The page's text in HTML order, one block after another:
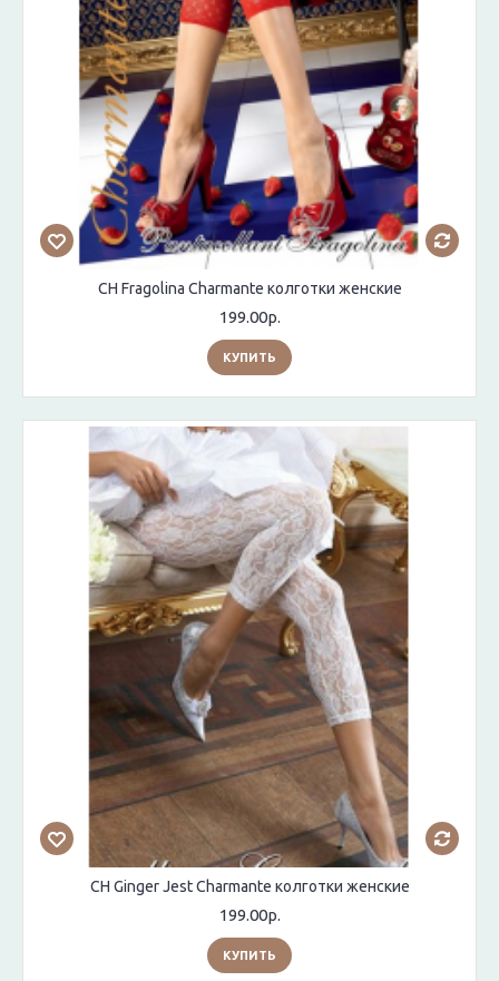
CH Fragolina Charmante колготки женские
199.00р.
КУПИТЬ
CH Ginger Jest Charmante колготки женские
199.00р.
КУПИТЬ